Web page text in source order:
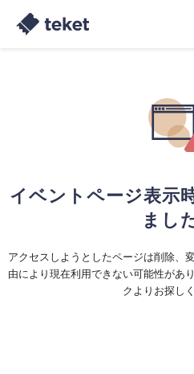
イベントページ表示
まし
アクセスしようとしたページは削除、
由により現在利用できない可能性があ
クよりお探し